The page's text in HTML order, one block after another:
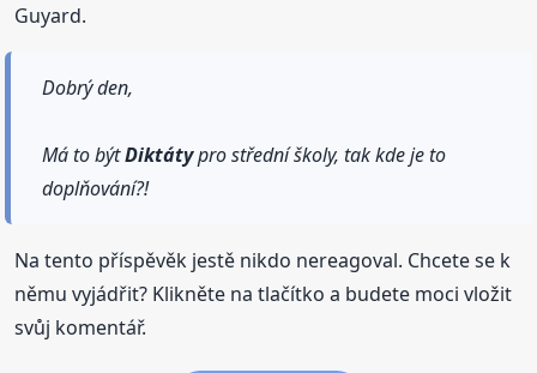
Guyard.
Dobrý den,
Má to býtDiktátypro střední školy, tak kde je to
doplňování?!
Na tento příspěvěk jestě nikdo nereagoval. Chcete se k
němu vyjádřit? Klikněte na tlačítko a budete moci vložit
svůj komentář.